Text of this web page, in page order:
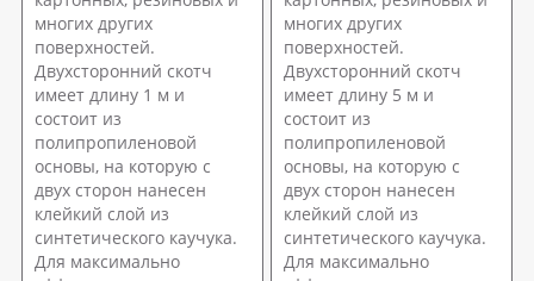
многих других
поверхностей.
Двухсторонний скотч
имеет длину 1 м и
состоит из
полипропиленовой
основы, на которую с
двух сторон нанесен
клейкий слой из
синтетического каучука.
Для максимально
многих других
поверхностей.
Двухсторонний скотч
имеет длину 5 м и
состоит из
полипропиленовой
основы, на которую с
двух сторон нанесен
клейкий слой из
синтетического каучука.
Для максимально